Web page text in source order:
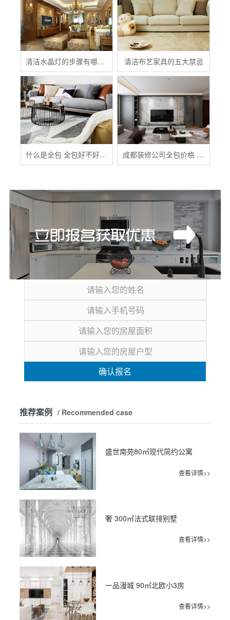
清洁水晶灯的步骤有哪些？ 清洁布艺家具的五大禁忌
什么是全包 全包好不好 全包装修注意事项有哪些 成都装修公司全包价格 成都全包装修多少钱一平
确认报名
推荐案例 / Recommended case
盛世南苑80㎡现代简约公寓
查看详情>>
奢 300㎡法式联排别墅
查看详情>>
一品漫城 90㎡北欧小3房
查看详情>>